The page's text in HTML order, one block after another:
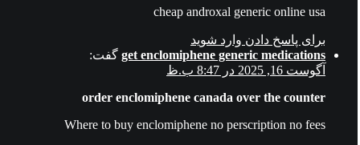
cheap androxal generic online usa
برای پاسخ دادن وارد شوید
get enclomiphene generic medications گفت:
آگوست 16, 2025 در 8:47 ب.ظ
order enclomiphene canada over the counter
Where to buy enclomiphene no perscription no fees